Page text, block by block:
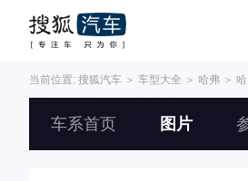
当前位置: 搜狐汽车 ＞ 车型大全 ＞ 哈弗 ＞
车系首页 图片